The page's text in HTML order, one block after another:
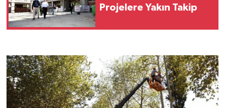
Projelere Yakın Takip